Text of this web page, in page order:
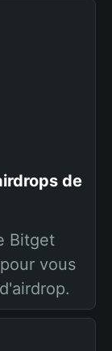
de
Bitget
vous